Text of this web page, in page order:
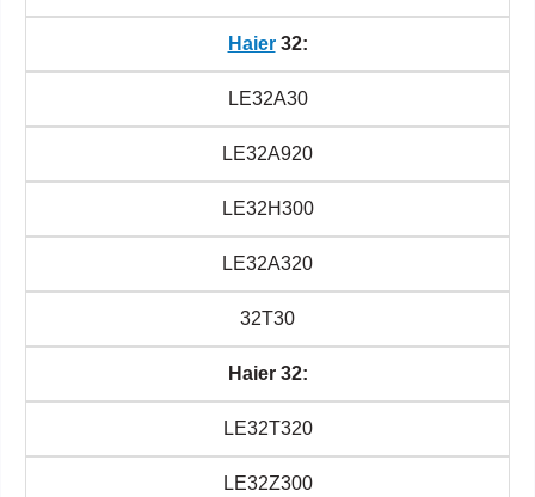
Haier32:
LE32A30
LE32A920
LE32H300
LE32A320
32T30
Haier 32:
LE32T320
LE32Z300